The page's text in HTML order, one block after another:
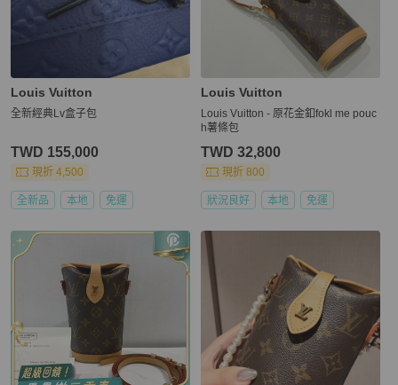
Louis Vuitton
全新經典Lv盒子包
TWD 155,000
現折 4,500
全新品 本地 免運
Louis Vuitton
Louis Vuitton - 原花金釦fokl me pouc
h薯條包
TWD 32,800
現折 800
狀況良好 本地 免運